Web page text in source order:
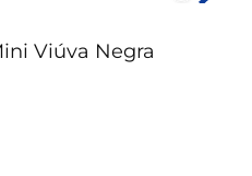
Viúva Negra